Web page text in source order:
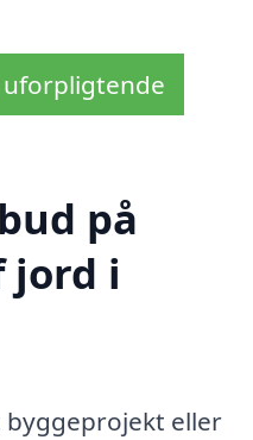
uforpligtende
på
jord i
byggeprojekt eller